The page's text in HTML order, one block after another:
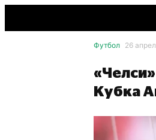
Футбол 26
Кубка